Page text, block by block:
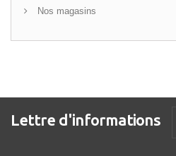
Nos magasins
Lettre d'informations